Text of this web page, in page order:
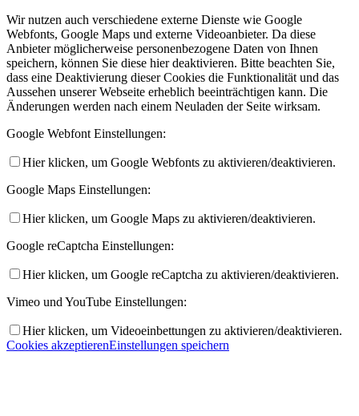
Wir nutzen auch verschiedene externe Dienste wie Google
Webfonts, Google Maps und externe Videoanbieter. Da diese
Anbieter möglicherweise personenbezogene Daten von Ihnen
speichern, können Sie diese hier deaktivieren. Bitte beachten Sie,
dass eine Deaktivierung dieser Cookies die Funktionalität und das
Aussehen unserer Webseite erheblich beeinträchtigen kann. Die
Änderungen werden nach einem Neuladen der Seite wirksam.
Google Webfont Einstellungen:
Hier klicken, um Google Webfonts zu aktivieren/deaktivieren.
Google Maps Einstellungen:
Hier klicken, um Google Maps zu aktivieren/deaktivieren.
Google reCaptcha Einstellungen:
Hier klicken, um Google reCaptcha zu aktivieren/deaktivieren.
Vimeo und YouTube Einstellungen:
Hier klicken, um Videoeinbettungen zu aktivieren/deaktivieren.
Cookies akzeptierenEinstellungen speichern